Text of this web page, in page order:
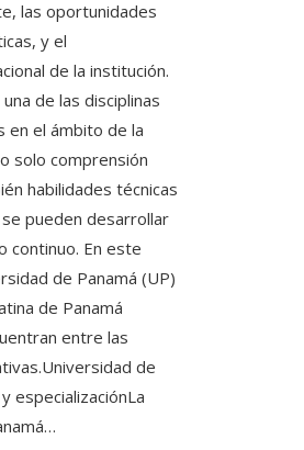
las oportunidades
y el
de la institución.
de las disciplinas
en el ámbito de la
solo comprensión
habilidades técnicas
pueden desarrollar
continuo. En este
de Panamá (UP)
de Panamá
entre las
de
especializaciónLa